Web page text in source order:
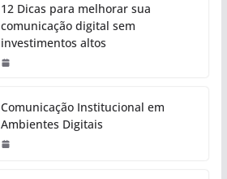
12 Dicas para melhorar sua
comunicação digital sem
investimentos altos
Comunicação Institucional em
Ambientes Digitais